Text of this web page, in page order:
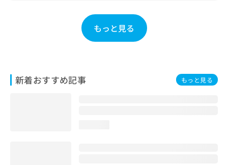
もっと見る
新着おすすめ記事 もっと見る
こ